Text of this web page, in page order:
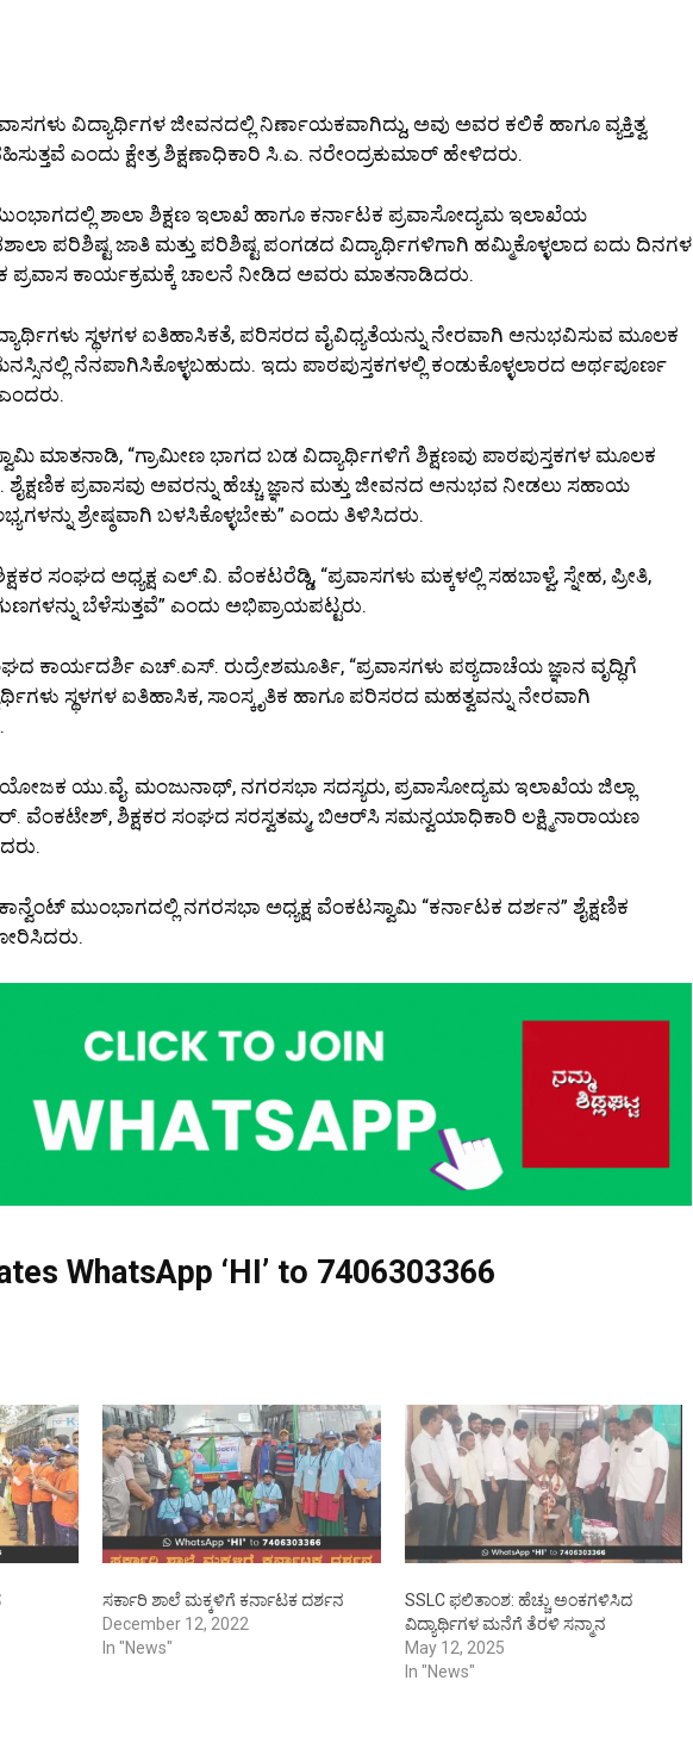
ವಿದ್ಯಾರ್ಥಿಗಳ ಜೀವನದಲ್ಲಿ ನಿರ್ಣಾಯಕವಾಗಿದ್ದು, ಅವು ಅವರ ಕಲಿಕೆ ಹಾಗೂ ವ್ಯಕ್ತಿತ್ವ
ಎಂದು ಕ್ಷೇತ್ರ ಶಿಕ್ಷಣಾಧಿಕಾರಿ ಸಿ.ಎ. ನರೇಂದ್ರಕುಮಾರ್ ಹೇಳಿದರು.
ಶಾಲಾ ಶಿಕ್ಷಣ ಇಲಾಖೆ ಹಾಗೂ ಕರ್ನಾಟಕ ಪ್ರವಾಸೋದ್ಯಮ ಇಲಾಖೆಯ
ಪರಿಶಿಷ್ಟ ಜಾತಿ ಮತ್ತು ಪರಿಶಿಷ್ಟ ಪಂಗಡದ ವಿದ್ಯಾರ್ಥಿಗಳಿಗಾಗಿ ಹಮ್ಮಿಕೊಳ್ಳಲಾದ ಐದು ದಿನಗಳ
ಪ್ರವಾಸ ಕಾರ್ಯಕ್ರಮಕ್ಕೆ ಚಾಲನೆ ನೀಡಿದ ಅವರು ಮಾತನಾಡಿದರು.
ಸ್ಥಳಗಳ ಐತಿಹಾಸಿಕತೆ, ಪರಿಸರದ ವೈವಿಧ್ಯತೆಯನ್ನು ನೇರವಾಗಿ ಅನುಭವಿಸುವ ಮೂಲಕ
ನೆನಪಾಗಿಸಿಕೊಳ್ಳಬಹುದು. ಇದು ಪಾಠಪುಸ್ತಕಗಳಲ್ಲಿ ಕಂಡುಕೊಳ್ಳಲಾರದ ಅರ್ಥಪೂರ್ಣ
ಮಾತನಾಡಿ, “ಗ್ರಾಮೀಣ ಭಾಗದ ಬಡ ವಿದ್ಯಾರ್ಥಿಗಳಿಗೆ ಶಿಕ್ಷಣವು ಪಾಠಪುಸ್ತಕಗಳ ಮೂಲಕ
ಪ್ರವಾಸವು ಅವರನ್ನು ಹೆಚ್ಚು ಜ್ಞಾನ ಮತ್ತು ಜೀವನದ ಅನುಭವ ನೀಡಲು ಸಹಾಯ
ಶ್ರೇಷ್ಠವಾಗಿ ಬಳಸಿಕೊಳ್ಳಬೇಕು” ಎಂದು ತಿಳಿಸಿದರು.
ಸಂಘದ ಅಧ್ಯಕ್ಷ ಎಲ್.ವಿ. ವೆಂಕಟರೆಡ್ಡಿ, “ಪ್ರವಾಸಗಳು ಮಕ್ಕಳಲ್ಲಿ ಸಹಬಾಳ್ವೆ, ಸ್ನೇಹ, ಪ್ರೀತಿ,
ಬೆಳೆಸುತ್ತವೆ” ಎಂದು ಅಭಿಪ್ರಾಯಪಟ್ಟರು.
ಕಾರ್ಯದರ್ಶಿ ಎಚ್.ಎಸ್. ರುದ್ರೇಶಮೂರ್ತಿ, “ಪ್ರವಾಸಗಳು ಪಠ್ಯದಾಚೆಯ ಜ್ಞಾನ ವೃದ್ಧಿಗೆ
ಸ್ಥಳಗಳ ಐತಿಹಾಸಿಕ, ಸಾಂಸ್ಕೃತಿಕ ಹಾಗೂ ಪರಿಸರದ ಮಹತ್ವವನ್ನು ನೇರವಾಗಿ
ಯು.ವೈ. ಮಂಜುನಾಥ್, ನಗರಸಭಾ ಸದಸ್ಯರು, ಪ್ರವಾಸೋದ್ಯಮ ಇಲಾಖೆಯ ಜಿಲ್ಲಾ
ವೆಂಕಟೇಶ್, ಶಿಕ್ಷಕರ ಸಂಘದ ಸರಸ್ವತಮ್ಮ, ಬಿಆರ್‌ಸಿ ಸಮನ್ವಯಾಧಿಕಾರಿ ಲಕ್ಷ್ಮಿನಾರಾಯಣ
ಮುಂಭಾಗದಲ್ಲಿ ನಗರಸಭಾ ಅಧ್ಯಕ್ಷ ವೆಂಕಟಸ್ವಾಮಿ “ಕರ್ನಾಟಕ ದರ್ಶನ” ಶೈಕ್ಷಣಿಕ
WhatsApp ‘HI’ to 7406303366
ಸರ್ಕಾರಿ ಶಾಲೆ ಮಕ್ಕಳಿಗೆ ಕರ್ನಾಟಕ ದರ್ಶನ
December 12, 2022
In "News"
SSLC ಫಲಿತಾಂಶ: ಹೆಚ್ಚು ಅಂಕಗಳಿಸಿದ
ವಿದ್ಯಾರ್ಥಿಗಳ ಮನೆಗೆ ತೆರಳಿ ಸನ್ಮಾನ
May 12, 2025
In "News"